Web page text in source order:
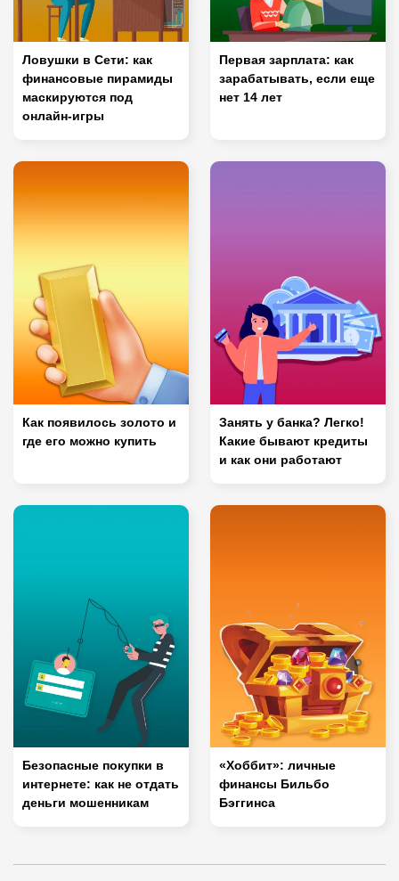
Ловушки в Сети: как
финансовые пирамиды
маскируются под
онлайн-игры
Первая зарплата: как
зарабатывать, если еще
нет 14 лет
Как появилось золото и
где его можно купить
Занять у банка? Легко!
Какие бывают кредиты
и как они работают
Безопасные покупки в
интернете: как не отдать
деньги мошенникам
«Хоббит»: личные
финансы Бильбо
Бэггинса